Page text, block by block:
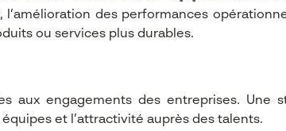
l’amélioration des performances
ou services plus durables.
aux engagements des entreprises. Une
et l’attractivité auprès des talents.